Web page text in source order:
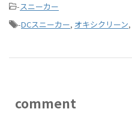
-スニーカー
-DCスニーカー, オキシクリーン,
comment